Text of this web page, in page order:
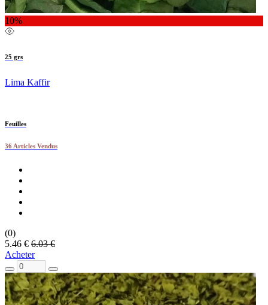
10%
25 grs
Lima Kaffir
Feuilles
36 Articles Vendus
(0)
5.46 € 6.03 €
Acheter